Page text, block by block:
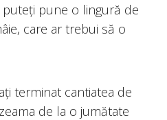
pune o lingură de
care ar trebui să o
terminat cantiatea de
de la o jumătate